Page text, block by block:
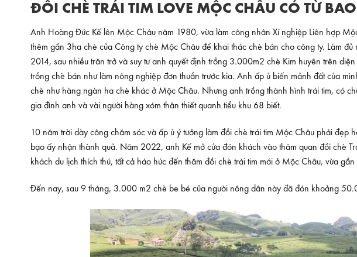
ĐỒI CHÈ TRÁI TIM LOVE MỘC CHÂU CÓ TỪ
Anh Hoàng Đức Kế lên Mộc Châu năm 1980, vừa làm công nhân Xí nghiệp Liên hợp
thêm gần 3ha chè của Công ty chè Mộc Châu để khai thác chè bán cho công ty. Làm
2014, sau nhiều trăn trở và suy tư anh quyết định trồng 3.000m2 chè Kim huyên trên
trồng chè bán như làm nông nghiệp đơn thuần trước kia. Anh ấp ủ biến mảnh đất của
chè như hàng ngàn ha chè khác ở Mộc Châu. Nhưng anh trồng thành hình trái tim, có
gia đình anh và vài người hàng xóm thân thiết quanh tiểu khu 68 biết.
10 năm trời dày công chăm sóc và ấp ủ ý tưởng làm đồi chè trái tim Mộc Châu phải đẹp
bạo ấy nhận thành quả. Năm 2022, anh Kế mở cửa đón khách vào thăm quan đồi chè
khách du lịch thích thú, tất cả háo hức đến thăm đồi chè trái tim mới ở Mộc Châu, vừa gần
Đến nay, sau 9 tháng, 3.000 m2 chè be bé của người nông dân này đã đón khoảng